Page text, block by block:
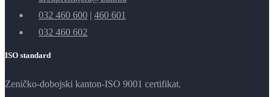
032 460 600 | 460 601
032 460 602
ISO standard
Zeničko-dobojski kanton-ISO 9001 certifikat.